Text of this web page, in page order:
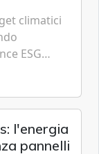
climatici
ESG
l'energia
pannelli